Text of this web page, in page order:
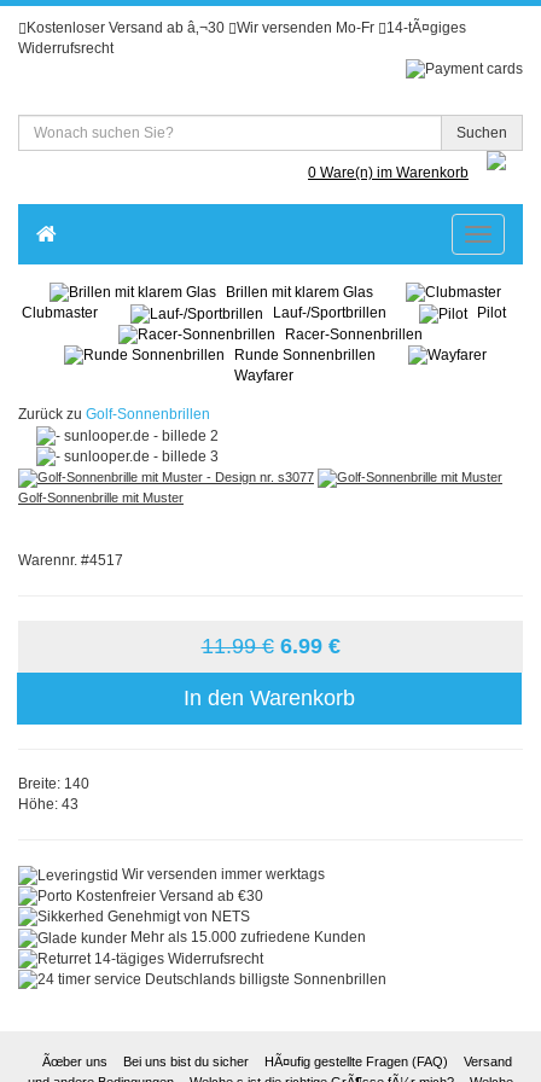
Kostenloser Versand ab â‚¬30 Wir versenden Mo-Fr
14-tÃ¤giges
Widerrufsrecht
Suchen
0 Ware(n) im Warenkorb
Toggle
Brillen mit klarem Glas
Clubmaster
Lauf-/Sportbrillen
Pilot
Racer-Sonnenbrillen
Runde Sonnenbrillen
Wayfarer
Zurück zu Golf-Sonnenbrillen
Golf-Sonnenbrille mit Muster
Warennr. #4517
11.99 € 6.99 €
In den Warenkorb
Breite: 140
Höhe: 43
Wir versenden immer werktags
Kostenfreier Versand ab €30
Genehmigt von NETS
Mehr als 15.000 zufriedene Kunden
14-tägiges Widerrufsrecht
Deutschlands billigste Sonnenbrillen
Ãœber uns Bei uns bist du sicher HÃ¤ufig gestellte Fragen (FAQ)
Versand